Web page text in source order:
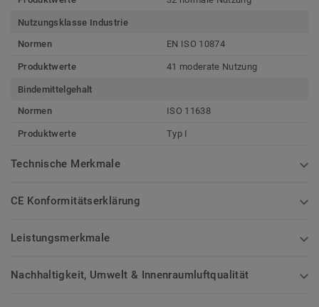
Nutzungsklasse Industrie
Normen
EN ISO 10874
Produktwerte 41 moderate Nutzung
Bindemittelgehalt
Normen
ISO 11638
Produktwerte Typ I
Technische Merkmale
CE Konformitätserklärung
Leistungsmerkmale
Nachhaltigkeit, Umwelt & Innenraumluftqualität